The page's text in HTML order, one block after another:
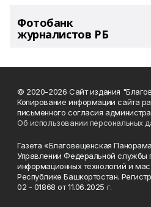
Фотобанк
журналистов РБ
© 2020-2026 Сайт издания
Копирование информации сайта
письменного согласия
Об использовании персональных
Газета «Благовещенская
Управлении Федеральной службы
информационных технологий и
Республике Башкортостан.
02 - 01868 от 11.06.2025 г.